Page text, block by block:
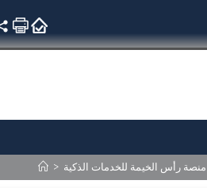
> رأس الخيمة للخدمات الذكية